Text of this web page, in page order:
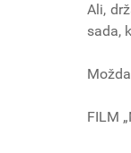
Ali,
sada,
FILM